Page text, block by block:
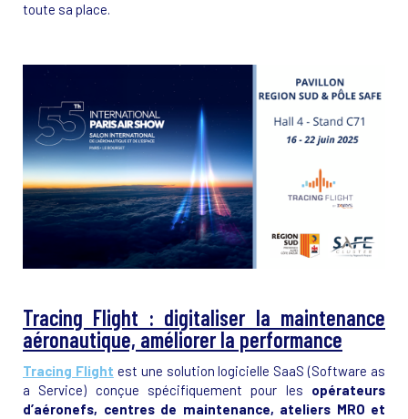
toute sa place.
Tracing Flight : digitaliser la maintenance
aéronautique, améliorer la performance
Tracing Flight est une solution logicielle SaaS (Software as
a Service) conçue spécifiquement pour les opérateurs
d’aéronefs, centres de maintenance, ateliers MRO et